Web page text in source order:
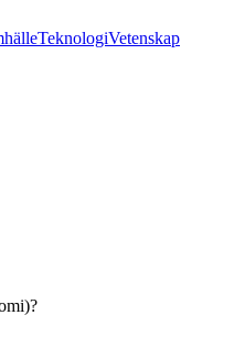
TeknologiVetenskap